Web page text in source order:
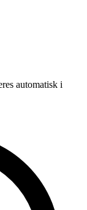
automatisk i